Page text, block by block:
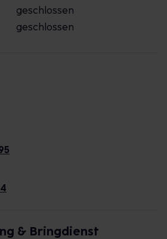
geschlossen
geschlossen
& Bringdienst